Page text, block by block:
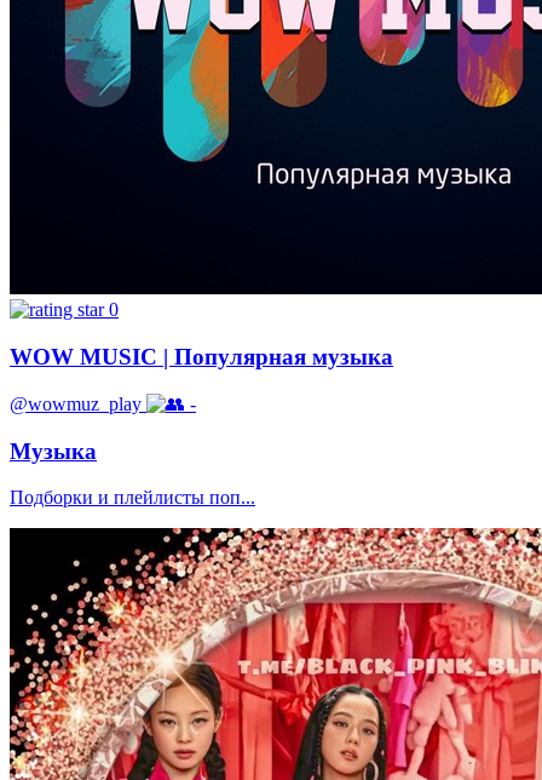
0
WOW MUSIC | Популярная музыка
@wowmuz_play -
Музыка
Подборки и плейлисты поп...